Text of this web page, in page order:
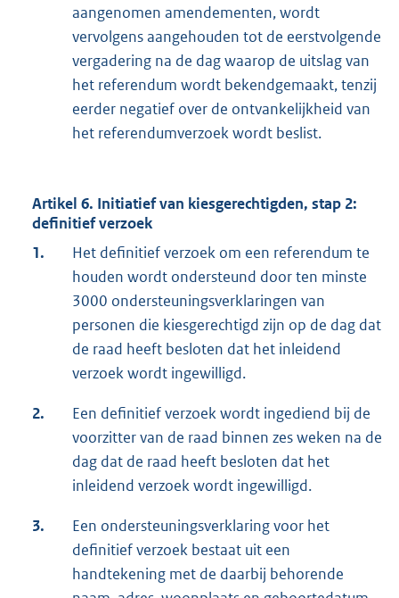
aangenomen amendementen, wordt
vervolgens aangehouden tot de eerstvolgende
vergadering na de dag waarop de uitslag van
het referendum wordt bekendgemaakt, tenzij
eerder negatief over de ontvankelijkheid van
het referendumverzoek wordt beslist.
Artikel 6. Initiatief van kiesgerechtigden, stap 2:
definitief verzoek
1.
Het definitief verzoek om een referendum te
houden wordt ondersteund door ten minste
3000 ondersteuningsverklaringen van
personen die kiesgerechtigd zijn op de dag dat
de raad heeft besloten dat het inleidend
verzoek wordt ingewilligd.
2.
Een definitief verzoek wordt ingediend bij de
voorzitter van de raad binnen zes weken na de
dag dat de raad heeft besloten dat het
inleidend verzoek wordt ingewilligd.
3.
Een ondersteuningsverklaring voor het
definitief verzoek bestaat uit een
handtekening met de daarbij behorende